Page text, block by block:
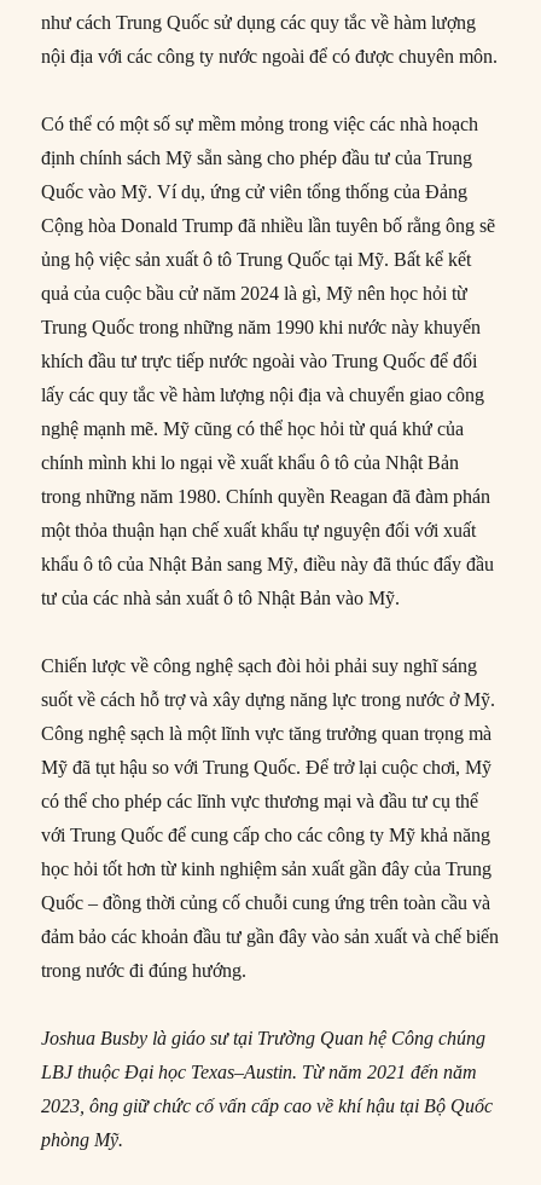
như cách Trung Quốc sử dụng các quy tắc về hàm lượng
nội địa với các công ty nước ngoài để có được chuyên môn.
Có thể có một số sự mềm mỏng trong việc các nhà hoạch
định chính sách Mỹ sẵn sàng cho phép đầu tư của Trung
Quốc vào Mỹ. Ví dụ, ứng cử viên tổng thống của Đảng
Cộng hòa Donald Trump đã nhiều lần tuyên bố rằng ông sẽ
ủng hộ việc sản xuất ô tô Trung Quốc tại Mỹ. Bất kể kết
quả của cuộc bầu cử năm 2024 là gì, Mỹ nên học hỏi từ
Trung Quốc trong những năm 1990 khi nước này khuyến
khích đầu tư trực tiếp nước ngoài vào Trung Quốc để đổi
lấy các quy tắc về hàm lượng nội địa và chuyển giao công
nghệ mạnh mẽ. Mỹ cũng có thể học hỏi từ quá khứ của
chính mình khi lo ngại về xuất khẩu ô tô của Nhật Bản
trong những năm 1980. Chính quyền Reagan đã đàm phán
một thỏa thuận hạn chế xuất khẩu tự nguyện đối với xuất
khẩu ô tô của Nhật Bản sang Mỹ, điều này đã thúc đẩy đầu
tư của các nhà sản xuất ô tô Nhật Bản vào Mỹ.
Chiến lược về công nghệ sạch đòi hỏi phải suy nghĩ sáng
suốt về cách hỗ trợ và xây dựng năng lực trong nước ở Mỹ.
Công nghệ sạch là một lĩnh vực tăng trưởng quan trọng mà
Mỹ đã tụt hậu so với Trung Quốc. Để trở lại cuộc chơi, Mỹ
có thể cho phép các lĩnh vực thương mại và đầu tư cụ thể
với Trung Quốc để cung cấp cho các công ty Mỹ khả năng
học hỏi tốt hơn từ kinh nghiệm sản xuất gần đây của Trung
Quốc – đồng thời củng cố chuỗi cung ứng trên toàn cầu và
đảm bảo các khoản đầu tư gần đây vào sản xuất và chế biến
trong nước đi đúng hướng.
Joshua Busby là giáo sư tại Trường Quan hệ Công chúng
LBJ thuộc Đại học Texas–Austin. Từ năm 2021 đến năm
2023, ông giữ chức cố vấn cấp cao về khí hậu tại Bộ Quốc
phòng Mỹ.